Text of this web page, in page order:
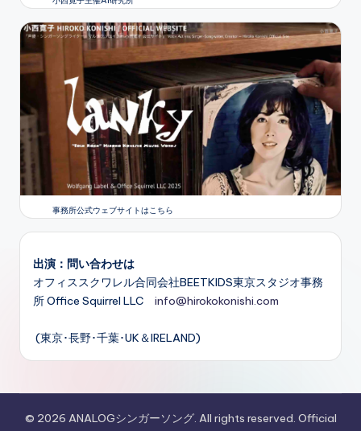
事務所公式ウェブサイトはこちら
出演：問い合わせは
オフィススクワレル合同会社BEETKIDS東京スタジオ事務
所 Office Squirrel LLC info@hirokokonishi.com
(東京･長野･千葉･UK＆IRELAND)
© 2026 ANALOGシンガーソング. All rights reserved. Official